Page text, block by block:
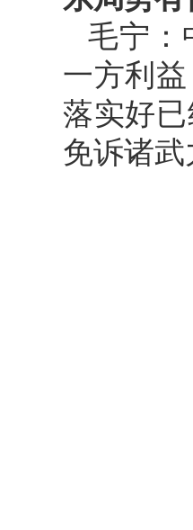
毛宁：
一方利
落实好
免诉诸武